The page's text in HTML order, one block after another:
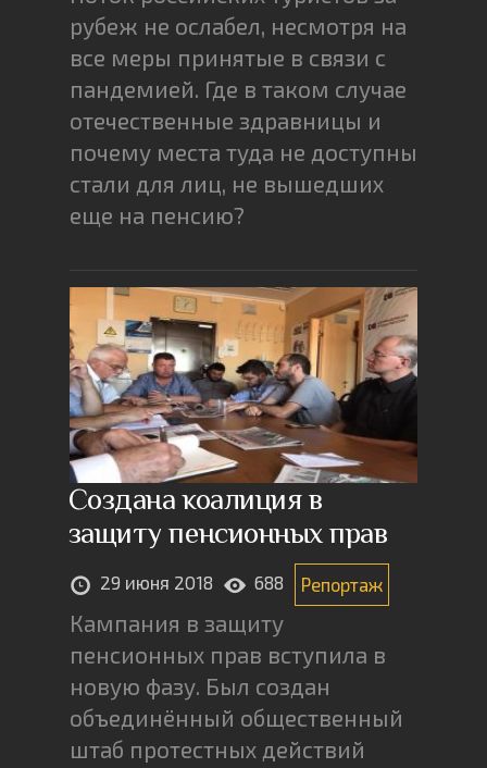
рубеж не ослабел, несмотря на
все меры принятые в связи с
пандемией. Где в таком случае
отечественные здравницы и
почему места туда не доступны
стали для лиц, не вышедших
еще на пенсию?
Создана коалиция в
защиту пенсионных прав
29 июня 2018 688 Репортаж
Кампания в защиту
пенсионных прав вступила в
новую фазу. Был создан
объединённый общественный
штаб протестных действий